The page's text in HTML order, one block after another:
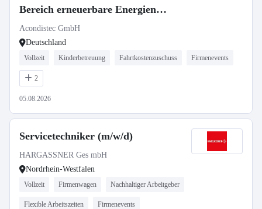
Bereich erneuerbare Energien
(m/w/d)
Acondistec GmbH
Deutschland
Vollzeit Kinderbetreuung Fahrtkostenzuschuss Firmenevents
2
05.08.2026
Servicetechniker (m/w/d)
HARGASSNER Ges mbH
Nordrhein-Westfalen
Vollzeit Firmenwagen Nachhaltiger Arbeitgeber
Flexible Arbeitszeiten Firmenevents